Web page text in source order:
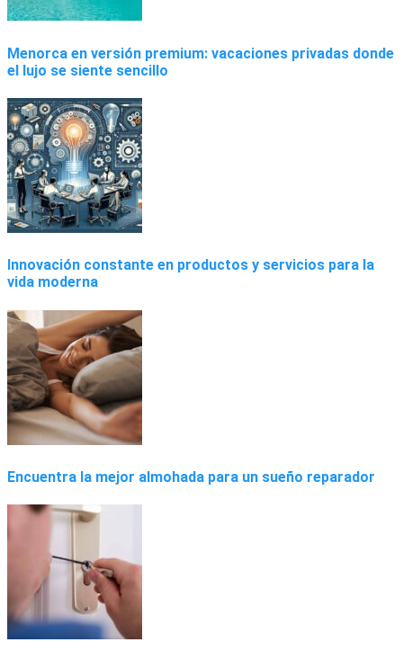
Menorca en versión premium: vacaciones privadas donde
el lujo se siente sencillo
Innovación constante en productos y servicios para la
vida moderna
Encuentra la mejor almohada para un sueño reparador